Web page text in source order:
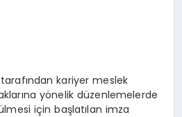
kariyer meslek
yönelik düzenlemelerde
için başlatılan imza